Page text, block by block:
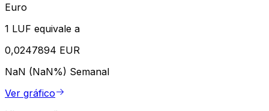
Euro
1 LUF equivale a
0,0247894 EUR
NaN (NaN%) Semanal
Ver gráfico